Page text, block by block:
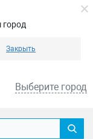
город
Закрыть
Выберите город